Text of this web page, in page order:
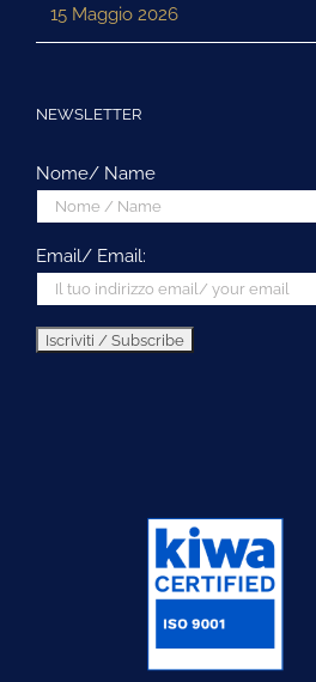
15 Maggio 2026
NEWSLETTER
Nome/ Name
Email/ Email: